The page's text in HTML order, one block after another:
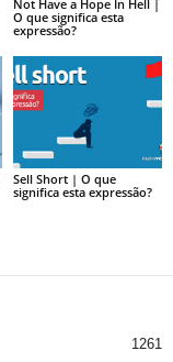
Not Have a Hope In Hell |
O que significa esta
expressão?
Sell Short | O que
significa esta expressão?
1261